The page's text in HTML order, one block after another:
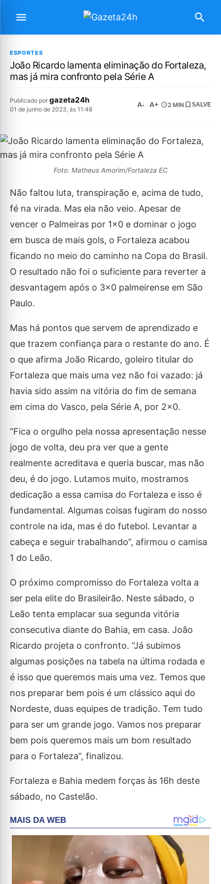
ESPORTES
João Ricardo lamenta eliminação do Fortaleza,
mas já mira confronto pela Série A
Publicado por gazeta24h
01 de junho de 2023, às 11:48
A- A+ 2 MIN SALVE
Foto: Matheus Amorim/Fortaleza EC
Não faltou luta, transpiração e, acima de tudo,
fé na virada. Mas ela não veio. Apesar de
vencer o Palmeiras por 1×0 e dominar o jogo
em busca de mais gols, o Fortaleza acabou
ficando no meio do caminho na Copa do Brasil.
O resultado não foi o suficiente para reverter a
desvantagem após o 3×0 palmeirense em São
Paulo.
Mas há pontos que servem de aprendizado e
que trazem confiança para o restante do ano. É
o que afirma João Ricardo, goleiro titular do
Fortaleza que mais uma vez não foi vazado: já
havia sido assim na vitória do fim de semana
em cima do Vasco, pela Série A, por 2×0.
“Fica o orgulho pela nossa apresentação nesse
jogo de volta, deu pra ver que a gente
realmente acreditava e queria buscar, mas não
deu, é do jogo. Lutamos muito, mostramos
dedicação a essa camisa do Fortaleza e isso é
fundamental. Algumas coisas fugiram do nosso
controle na ida, mas é do futebol. Levantar a
cabeça e seguir trabalhando”, afirmou o camisa
1 do Leão.
O próximo compromisso do Fortaleza volta a
ser pela elite do Brasileirão. Neste sábado, o
Leão tenta emplacar sua segunda vitória
consecutiva diante do Bahia, em casa. João
Ricardo projeta o confronto. “Já subimos
algumas posições na tabela na última rodada e
é isso que queremos mais uma vez. Temos que
nos preparar bem pois é um clássico aqui do
Nordeste, duas equipes de tradição. Tem tudo
para ser um grande jogo. Vamos nos preparar
bem pois queremos mais um bom resultado
para o Fortaleza”, finalizou.
Fortaleza e Bahia medem forças às 16h deste
sábado, no Castelão.